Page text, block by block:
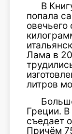
В
попала
Лама в
литров
Греции.
съедает
Причём